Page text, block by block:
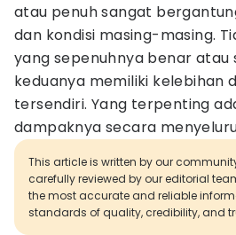
atau penuh sangat
dan kondisi masing-masing.
yang sepenuhnya benar atau
keduanya memiliki kelebihan
tersendiri. Yang terpenting
dampaknya secara
This article is written by our
carefully reviewed by our editorial
the most accurate and reliable
standards of quality, credibility, and